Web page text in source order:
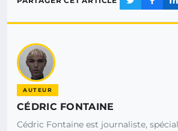
AUTEUR
CÉDRIC FONTAINE
Cédric Fontaine est journaliste,